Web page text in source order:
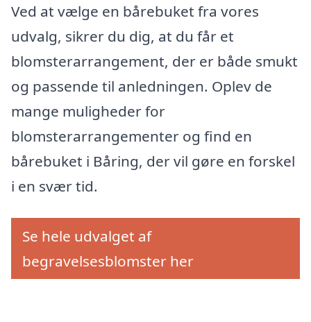
Ved at vælge en bårebuket fra vores
udvalg, sikrer du dig, at du får et
blomsterarrangement, der er både smukt
og passende til anledningen. Oplev de
mange muligheder for
blomsterarrangementer og find en
bårebuket i Båring, der vil gøre en forskel
i en svær tid.
Se hele udvalget af
begravelsesblomster her